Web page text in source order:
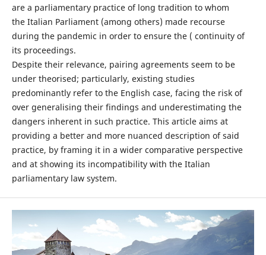
are a parliamentary practice of long tradition to whom
the Italian Parliament (among others) made recourse
during the pandemic in order to ensure the ( continuity of
its proceedings.
Despite their relevance, pairing agreements seem to be
under theorised; particularly, existing studies
predominantly refer to the English case, facing the risk of
over generalising their findings and underestimating the
dangers inherent in such practice. This article aims at
providing a better and more nuanced description of said
practice, by framing it in a wider comparative perspective
and at showing its incompatibility with the Italian
parliamentary law system.